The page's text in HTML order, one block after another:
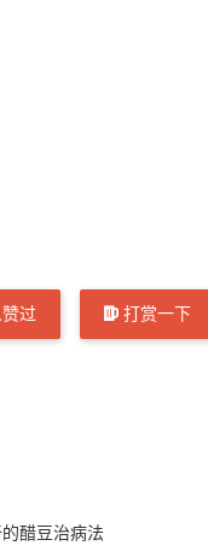
赞过 打赏一下
醋豆治病法